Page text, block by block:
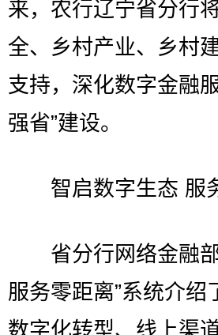
来，农行辽宁省分行
全、乡村产业、乡村
支持，深化数字金融
强省”建设。
智启数字生态 服
省分行网络金融部
服务零距离”系统介
数字化转型、线上渠